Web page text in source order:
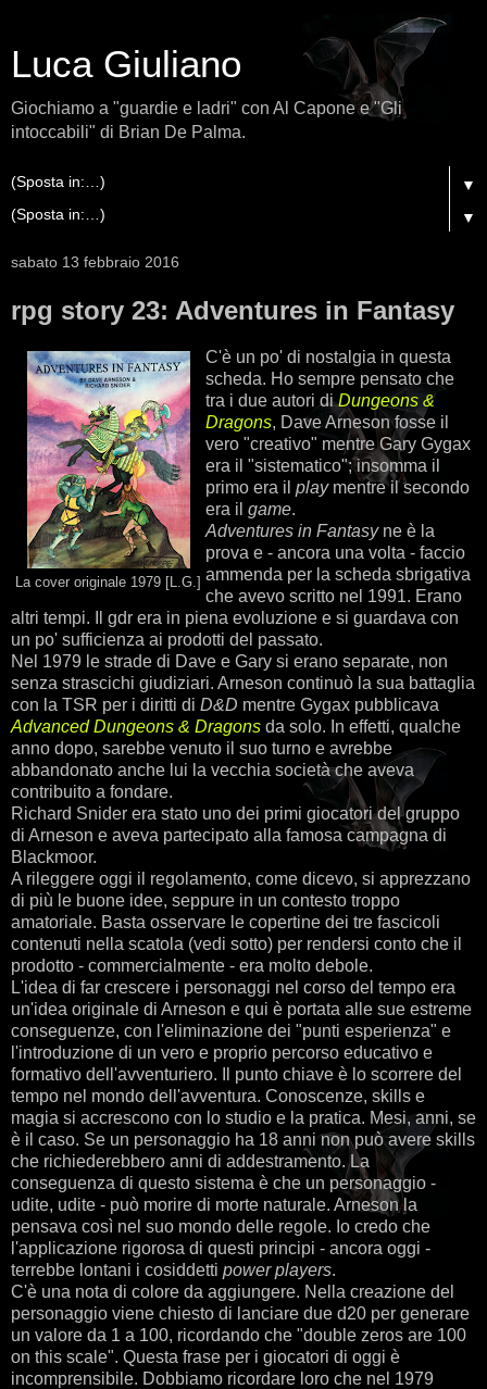
Luca Giuliano
Giochiamo a "guardie e ladri" con Al Capone e "Gli
intoccabili" di Brian De Palma.
▼
▼
sabato 13 febbraio 2016
rpg story 23: Adventures in Fantasy
La cover originale 1979 [L.G.]
C'è un po' di nostalgia in questa
scheda. Ho sempre pensato che
tra i due autori diDungeons &
Dragons, Dave Arneson fosse il
vero "creativo" mentre Gary Gygax
era il "sistematico"; insomma il
primo era il playmentre il secondo
era il game.
Adventures in Fantasyne è la
prova e - ancora una volta - faccio
ammenda per la scheda sbrigativa
che avevo scritto nel 1991. Erano
altri tempi. Il gdr era in piena evoluzione e si guardava con
un po' sufficienza ai prodotti del passato.
Nel 1979 le strade di Dave e Gary si erano separate, non
senza strascichi giudiziari. Arneson continuò la sua battaglia
con la TSR per i diritti di D&D mentre Gygax pubblicava
Advanced Dungeons & Dragons da solo. In effetti, qualche
anno dopo, sarebbe venuto il suo turno e avrebbe
abbandonato anche lui la vecchia società che aveva
contribuito a fondare.
Richard Snider era stato uno dei primi giocatori del gruppo
di Arneson e aveva partecipato alla famosa campagna di
Blackmoor.
A rileggere oggi il regolamento, come dicevo, si apprezzano
di più le buone idee, seppure in un contesto troppo
amatoriale. Basta osservare le copertine dei tre fascicoli
contenuti nella scatola (vedi sotto) per rendersi conto che il
prodotto - commercialmente - era molto debole.
L'idea di far crescere i personaggi nel corso del tempo era
un'idea originale di Arneson e qui è portata alle sue estreme
conseguenze, con l'eliminazione dei "punti esperienza" e
l'introduzione di un vero e proprio percorso educativo e
formativo dell'avventuriero. Il punto chiave è lo scorrere del
tempo nel mondo dell'avventura. Conoscenze, skills e
magia si accrescono con lo studio e la pratica. Mesi, anni, se
è il caso. Se un personaggio ha 18 anni non può avere skills
che richiederebbero anni di addestramento. La
conseguenza di questo sistema è che un personaggio -
udite, udite - può morire di morte naturale. Arneson la
pensava così nel suo mondo delle regole. Io credo che
l'applicazione rigorosa di questi principi - ancora oggi -
terrebbe lontani i cosiddetti power players.
C'è una nota di colore da aggiungere. Nella creazione del
personaggio viene chiesto di lanciare due d20 per generare
un valore da 1 a 100, ricordando che "double zeros are 100
on this scale". Questa frase per i giocatori di oggi è
incomprensibile. Dobbiamo ricordare loro che nel 1979